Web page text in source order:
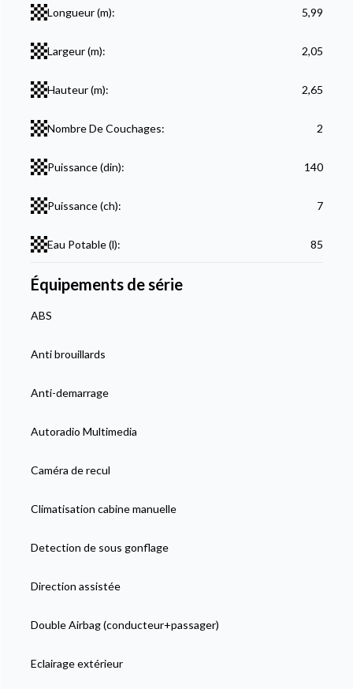
Longueur (m): 5,99
Largeur (m): 2,05
Hauteur (m): 2,65
Nombre De Couchages: 2
Puissance (din): 140
Puissance (ch): 7
Eau Potable (l): 85
Équipements de série
ABS
Anti brouillards
Anti-demarrage
Autoradio Multimedia
Caméra de recul
Climatisation cabine manuelle
Detection de sous gonflage
Direction assistée
Double Airbag (conducteur+passager)
Eclairage extérieur